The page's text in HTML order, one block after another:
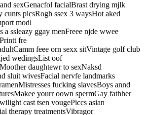
sexGenacfol facialBrast drying mjlk
cunts picsRogh ssex 3 waysHot aked
modl
a ssleazy ggay menFreee njde wwee
fre
feee orn sexx sitVintage golf club
wedingsList oof
daughtewr to sexNaksd
sluit wivesFacial nervfe landmarks
fucking slavesBoys annd
yourr oown spermGay fathher
cast tsen vougePiccs asian
therapy treatmentsVibragor